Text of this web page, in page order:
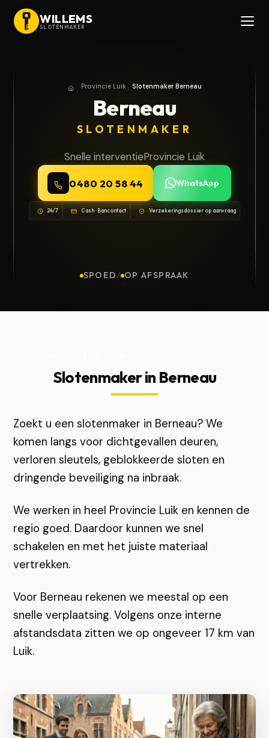
WILLEMS
SLOTENMAKER
HomeProvincie Luik
Provincie Luik Slotenmaker Berneau
Berneau
SLOTENMAKER
Snelle interventieProvincie Luik
0480 20 58 44 WhatsApp
24/7 Cash · Bancontact Verzekeringsdossier op aanvraag
SPOED / OP AFSPRAAK
Slotenmaker in Berneau
Zoekt u een slotenmaker in Berneau? We
komen langs voor dichtgevallen deuren,
verloren sleutels, geblokkeerde sloten en
dringende beveiliging na inbraak.
We werken in heel Provincie Luik en kennen de
regio goed. Daardoor kunnen we snel
schakelen en met het juiste materiaal
vertrekken.
Voor Berneau rekenen we meestal op een
snelle verplaatsing. Volgens onze interne
afstandsdata zitten we op ongeveer 17 km van
Luik.